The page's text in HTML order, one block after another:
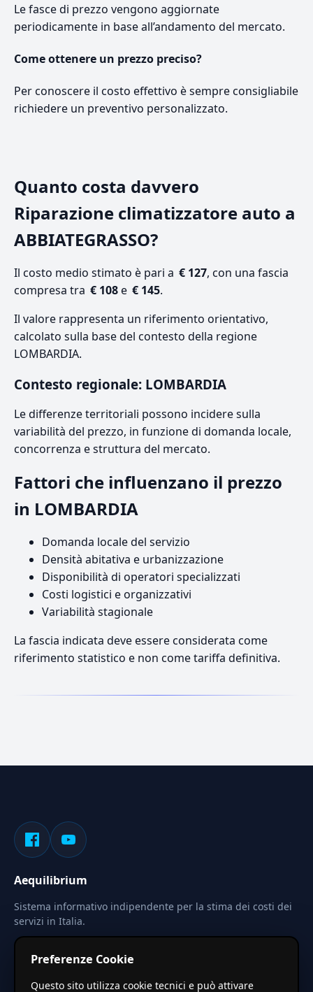
Le fasce di prezzo vengono aggiornate
periodicamente in base all’andamento del mercato.
Come ottenere un prezzo preciso?
Per conoscere il costo effettivo è sempre consigliabile
richiedere un preventivo personalizzato.
Quanto costa davvero
Riparazione climatizzatore auto a
ABBIATEGRASSO?
Il costo medio stimato è pari a € 127, con una fascia
compresa tra € 108e € 145.
Il valore rappresenta un riferimento orientativo,
calcolato sulla base del contesto della regione
LOMBARDIA.
Contesto regionale: LOMBARDIA
Le differenze territoriali possono incidere sulla
variabilità del prezzo, in funzione di domanda locale,
concorrenza e struttura del mercato.
Fattori che influenzano il prezzo
in LOMBARDIA
Domanda locale del servizio
Densità abitativa e urbanizzazione
Disponibilità di operatori specializzati
Costi logistici e organizzativi
Variabilità stagionale
La fascia indicata deve essere considerata come
riferimento statistico e non come tariffa definitiva.
Aequilibrium
Sistema informativo indipendente per la stima dei costi dei
servizi in Italia.
Le stime pubblicate sono calcolate tramite coefficienti
Preferenze Cookie
Questo sito utilizza cookie tecnici e può attivare